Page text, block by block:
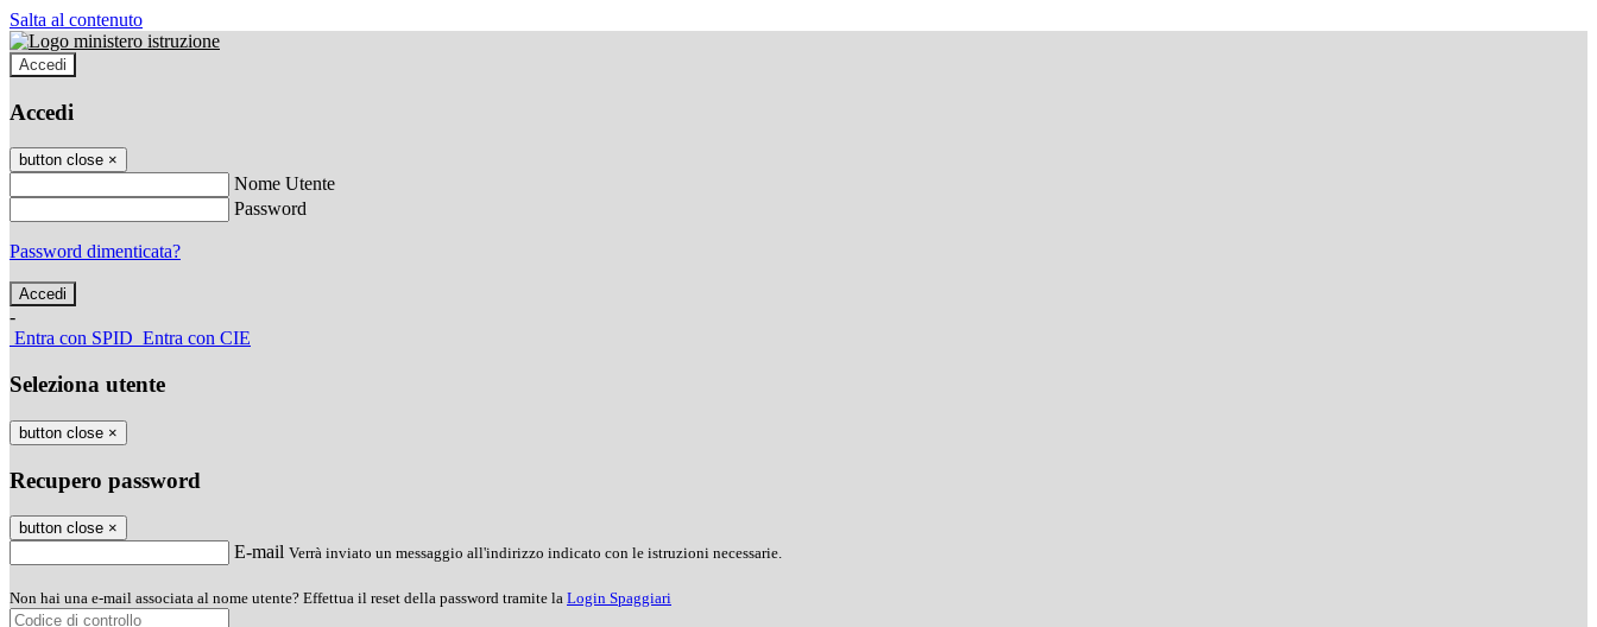
Salta al contenuto
Accedi
Accedi
button close ×
Nome Utente
Password
Password dimenticata?
-
Entra con SPID Entra con CIE
Seleziona utente
button close ×
Recupero password
button close ×
E-mail Verrà inviato un messaggio all'indirizzo indicato con le istruzioni necessarie.
Non hai una e-mail associata al nome utente? Effettua il reset della password tramite la Login Spaggiari